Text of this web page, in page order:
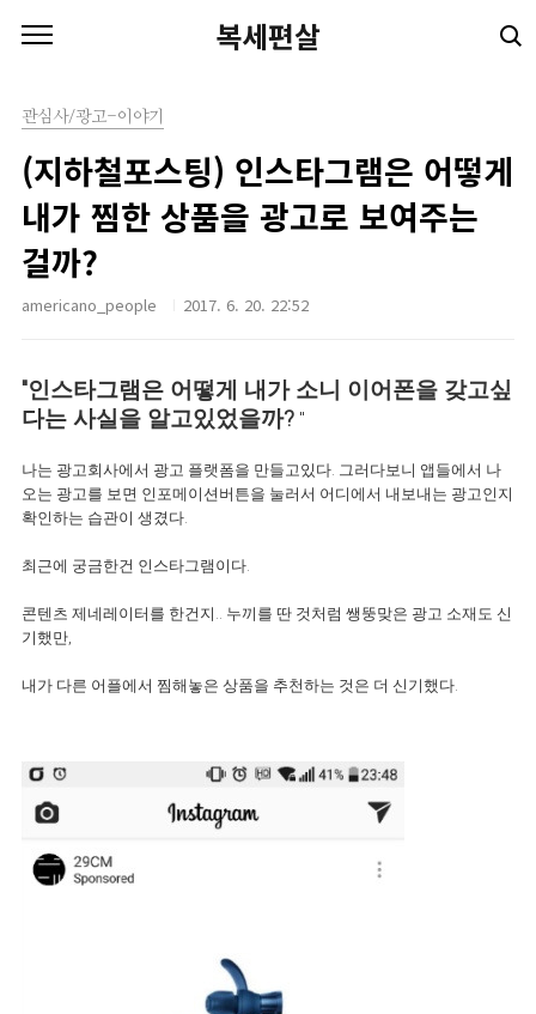
복세편살
관심사/광고-이야기
(지하철포스팅) 인스타그램은 어떻게
내가 찜한 상품을 광고로 보여주는
걸까?
americano_people 2017. 6. 20. 22:52
"인스타그램은 어떻게 내가 소니 이어폰을 갖고싶
다는 사실을 알고있었을까? "
나는 광고회사에서 광고 플랫폼을 만들고있다. 그러다보니 앱들에서 나
오는 광고를 보면 인포메이션버튼을 눌러서 어디에서 내보내는 광고인지
확인하는 습관이 생겼다.
최근에 궁금한건 인스타그램이다.
콘텐츠 제네레이터를 한건지.. 누끼를 딴 것처럼 쌩뚱맞은 광고 소재도 신
기했만,
내가 다른 어플에서 찜해놓은 상품을 추천하는 것은 더 신기했다.